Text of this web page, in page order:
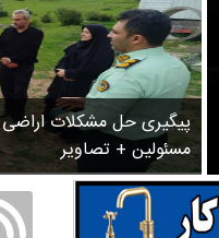
پیگیری حل مشکلات
مسئولین + تصاویر